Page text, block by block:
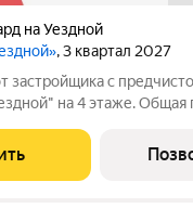
на Уездной
, 3 квартал 2027
застройщика с
на 4 этаже. Общая
выходят на одну